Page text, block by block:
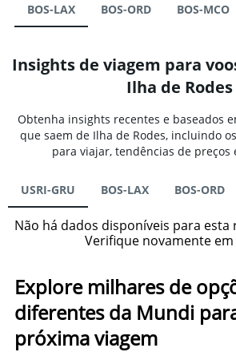
BOS-LAX BOS-ORD BOS-MCO
Insights de viagem para
Ilha de Rodes
Obtenha insights recentes e baseados
que saem de Ilha de Rodes, incluindo
para viajar, tendências de preços
USRI-GRU BOS-LAX BOS-ORD
Não há dados disponíveis para
Verifique novamente em
Explore milhares de
diferentes da Mundi
próxima viagem